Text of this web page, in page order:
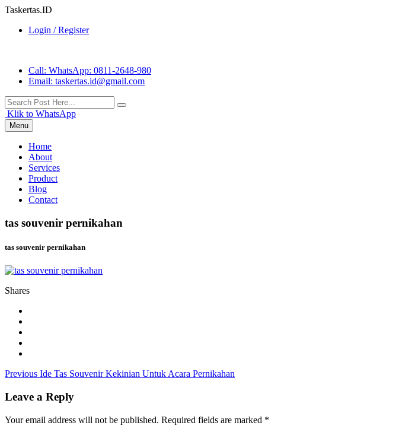
Taskertas.ID
Login / Register
Call: WhatsApp: 0811-2648-980
Email: taskertas.id@gmail.com
Klik to WhatsApp
Menu
Home
About
Services
Product
Blog
Contact
tas souvenir pernikahan
tas souvenir pernikahan
Shares
Post
navigation
Previous Previous
Ide Tas Souvenir Kekinian Untuk Acara Pernikahan
Leave a Reply
Your email address will not be published. Required fields are marked *